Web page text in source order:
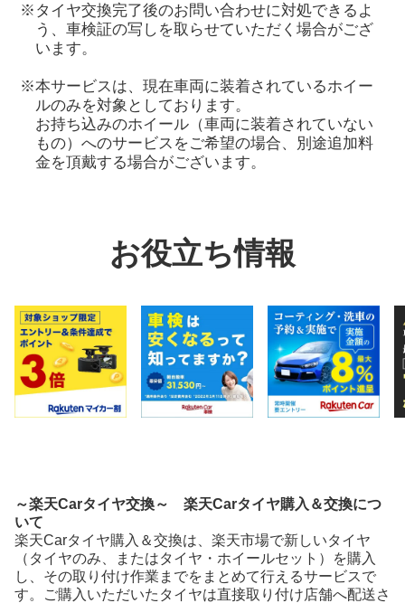
※タイヤ交換完了後のお問い合わせに対処できるよ
う、車検証の写しを取らせていただく場合がござ
います。
※本サービスは、現在車両に装着されているホイー
ルのみを対象としております。
お持ち込みのホイール（車両に装着されていない
もの）へのサービスをご希望の場合、別途追加料
金を頂戴する場合がございます。
お役立ち情報
～楽天Carタイヤ交換～ 楽天Carタイヤ購入＆交換につ
いて
楽天Carタイヤ購入＆交換は、楽天市場で新しいタイヤ
（タイヤのみ、またはタイヤ・ホイールセット）を購入
し、その取り付け作業までをまとめて行えるサービスで
す。ご購入いただいたタイヤは直接取り付け店舗へ配送さ